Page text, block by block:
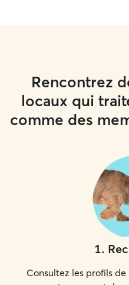
Rencontrez
locaux qui
comme des
1.
Consultez les profils